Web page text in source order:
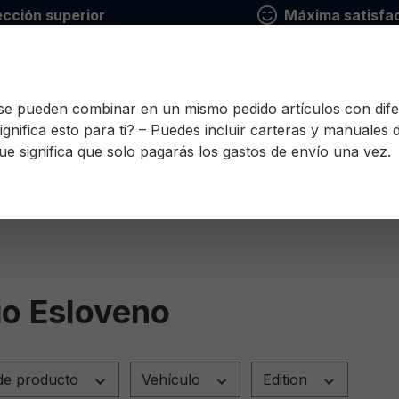
superior Máxima
Finlandés Francés Griego Italiano
Esloveno
producto Vehículo Edition
pueden combinar en un mismo pedido artículos con
esto para ti? – Puedes incluir carteras y manuales
significa que solo pagarás los gastos de envío una vez.